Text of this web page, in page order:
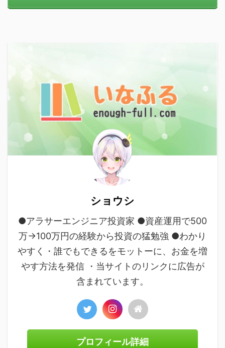
ショウシ
●アラサーエンジニア投資家 ●資産運用で500
万→100万円の経験から投資の猛勉強 ●わかり
やすく・誰でもできるをモットーに、お金を増
やす方法を発信 ・当サイトのリンクに広告が
含まれています。
プロフィール詳細